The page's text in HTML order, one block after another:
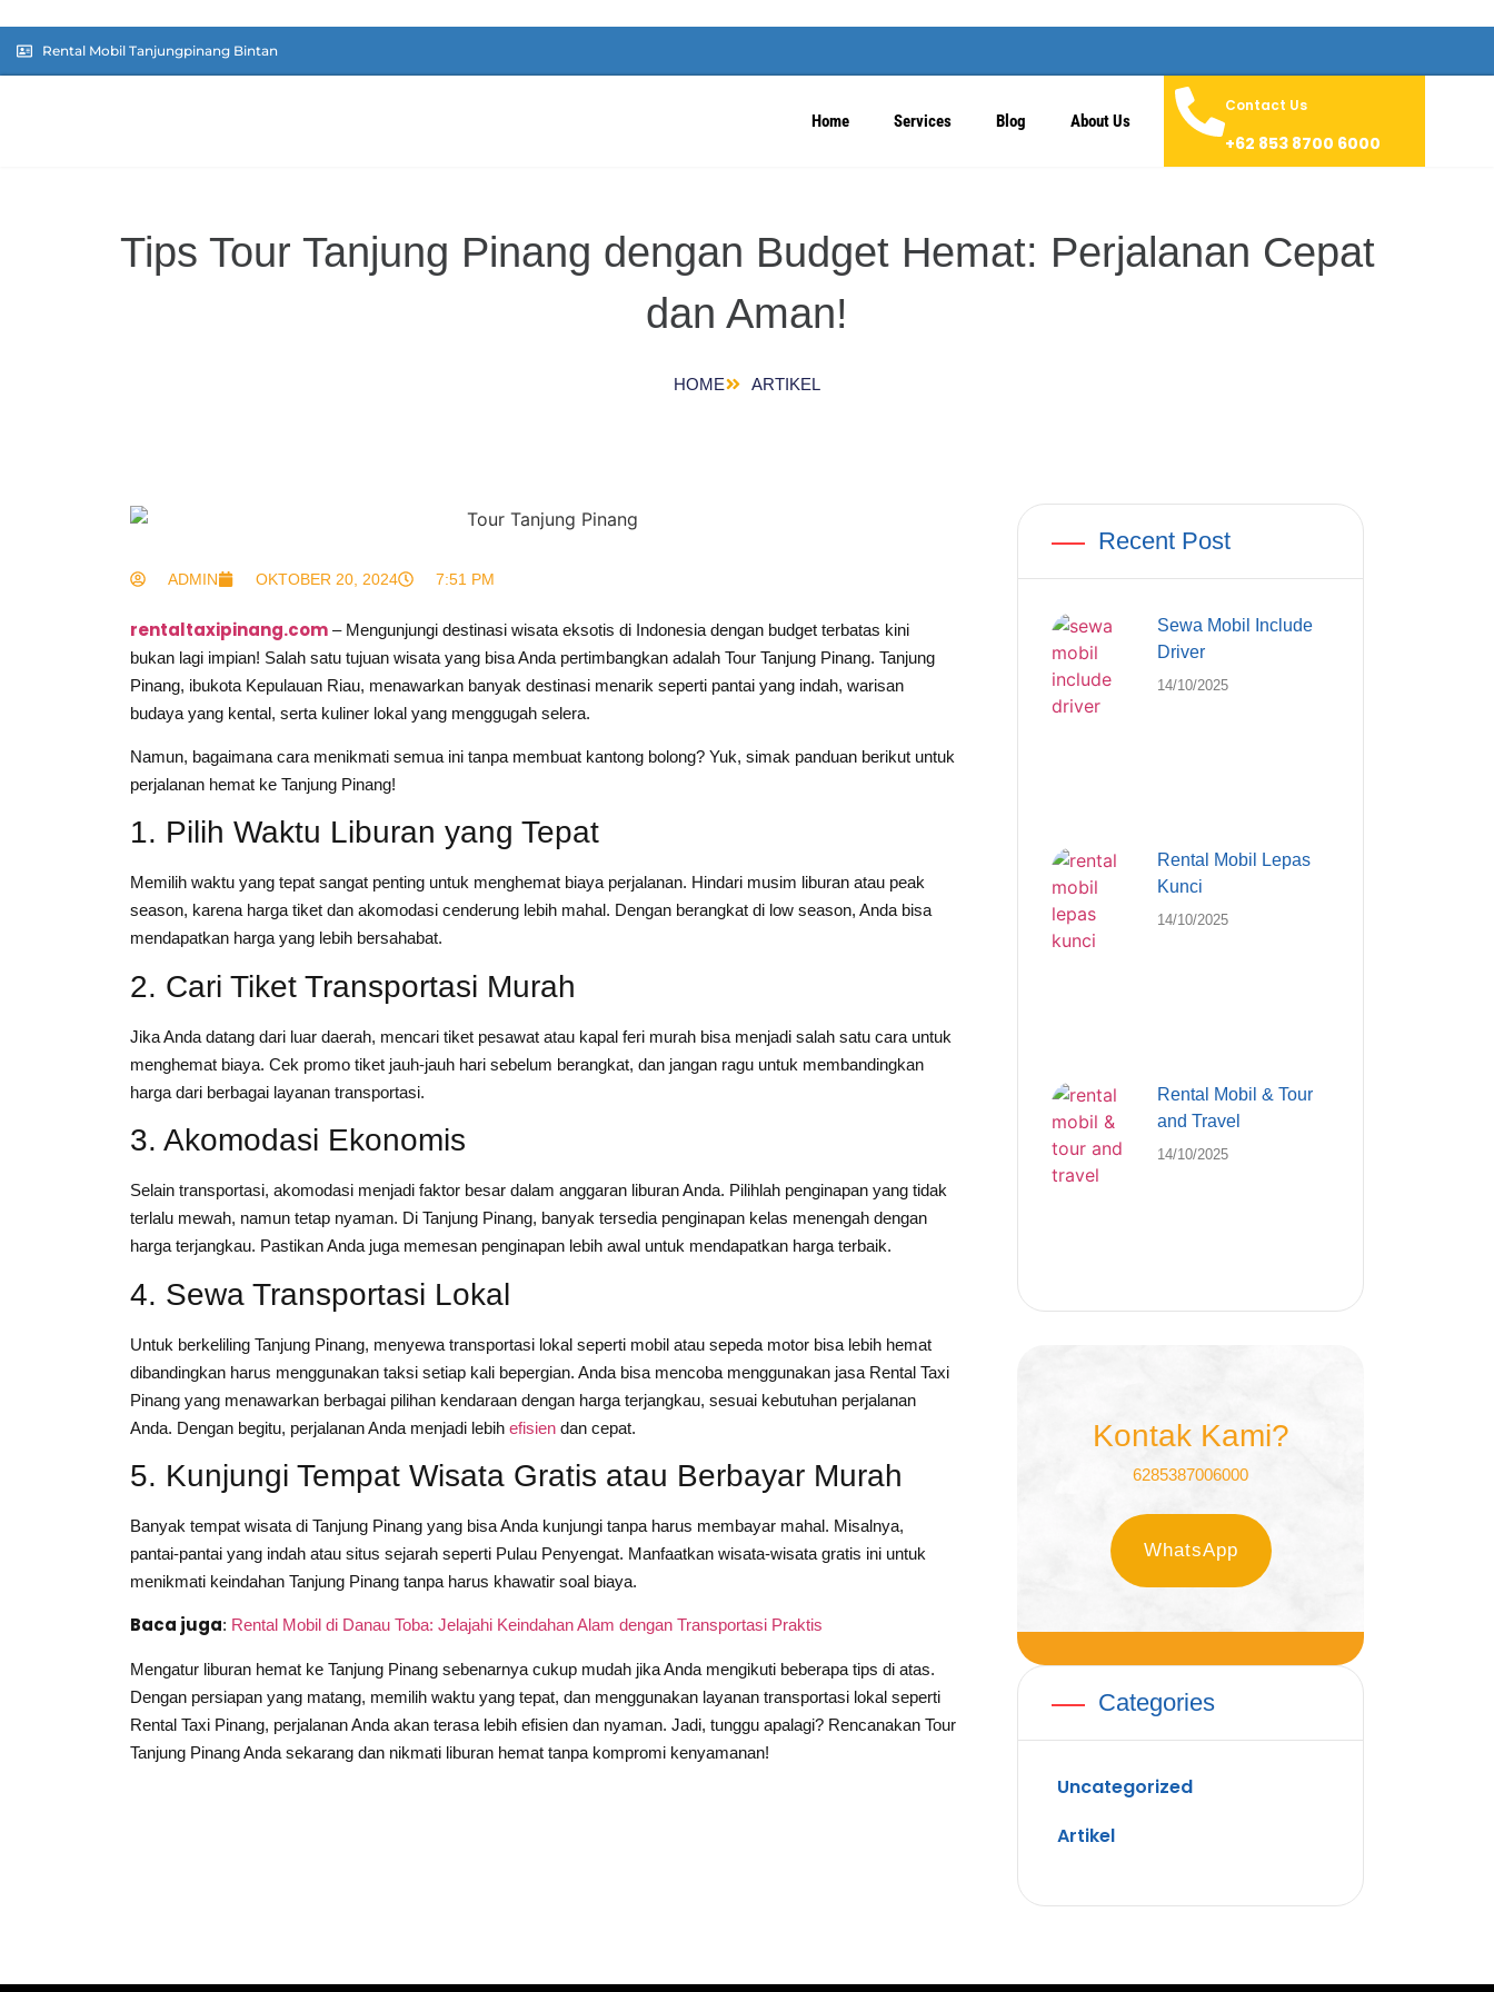
Rental Mobil Tanjungpinang Bintan
Home Services Blog About Us
Contact Us
+62 853 8700 6000
Tips Tour Tanjung Pinang dengan Budget Hemat: Perjalanan Cepat
dan Aman!
HOME ARTIKEL
ADMIN OKTOBER 20, 2024 7:51 PM
rentaltaxipinang.com – Mengunjungi destinasi wisata eksotis di Indonesia dengan budget terbatas kini
bukan lagi impian! Salah satu tujuan wisata yang bisa Anda pertimbangkan adalah Tour Tanjung Pinang. Tanjung
Pinang, ibukota Kepulauan Riau, menawarkan banyak destinasi menarik seperti pantai yang indah, warisan
budaya yang kental, serta kuliner lokal yang menggugah selera.
Namun, bagaimana cara menikmati semua ini tanpa membuat kantong bolong? Yuk, simak panduan berikut untuk
perjalanan hemat ke Tanjung Pinang!
1. Pilih Waktu Liburan yang Tepat
Memilih waktu yang tepat sangat penting untuk menghemat biaya perjalanan. Hindari musim liburan atau peak
season, karena harga tiket dan akomodasi cenderung lebih mahal. Dengan berangkat di low season, Anda bisa
mendapatkan harga yang lebih bersahabat.
2. Cari Tiket Transportasi Murah
Jika Anda datang dari luar daerah, mencari tiket pesawat atau kapal feri murah bisa menjadi salah satu cara untuk
menghemat biaya. Cek promo tiket jauh-jauh hari sebelum berangkat, dan jangan ragu untuk membandingkan
harga dari berbagai layanan transportasi.
3. Akomodasi Ekonomis
Selain transportasi, akomodasi menjadi faktor besar dalam anggaran liburan Anda. Pilihlah penginapan yang tidak
terlalu mewah, namun tetap nyaman. Di Tanjung Pinang, banyak tersedia penginapan kelas menengah dengan
harga terjangkau. Pastikan Anda juga memesan penginapan lebih awal untuk mendapatkan harga terbaik.
4. Sewa Transportasi Lokal
Untuk berkeliling Tanjung Pinang, menyewa transportasi lokal seperti mobil atau sepeda motor bisa lebih hemat
dibandingkan harus menggunakan taksi setiap kali bepergian. Anda bisa mencoba menggunakan jasa Rental Taxi
Pinang yang menawarkan berbagai pilihan kendaraan dengan harga terjangkau, sesuai kebutuhan perjalanan
Anda. Dengan begitu, perjalanan Anda menjadi lebih efisien dan cepat.
5. Kunjungi Tempat Wisata Gratis atau Berbayar Murah
Banyak tempat wisata di Tanjung Pinang yang bisa Anda kunjungi tanpa harus membayar mahal. Misalnya,
pantai-pantai yang indah atau situs sejarah seperti Pulau Penyengat. Manfaatkan wisata-wisata gratis ini untuk
menikmati keindahan Tanjung Pinang tanpa harus khawatir soal biaya.
Baca juga: Rental Mobil di Danau Toba: Jelajahi Keindahan Alam dengan Transportasi Praktis
Mengatur liburan hemat ke Tanjung Pinang sebenarnya cukup mudah jika Anda mengikuti beberapa tips di atas.
Dengan persiapan yang matang, memilih waktu yang tepat, dan menggunakan layanan transportasi lokal seperti
Rental Taxi Pinang, perjalanan Anda akan terasa lebih efisien dan nyaman. Jadi, tunggu apalagi? Rencanakan Tour
Tanjung Pinang Anda sekarang dan nikmati liburan hemat tanpa kompromi kenyamanan!
Recent Post
Sewa Mobil Include
Driver
14/10/2025
Rental Mobil Lepas
Kunci
14/10/2025
Rental Mobil & Tour
and Travel
14/10/2025
Kontak Kami?
6285387006000
WhatsApp
Categories
Uncategorized
Artikel